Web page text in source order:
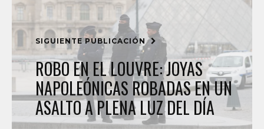
SIGUIENTE PUBLICACIÓN
ROBO EN EL LOUVRE: JOYAS
NAPOLEÓNICAS ROBADAS EN UN
ASALTO A PLENA LUZ DEL DÍA